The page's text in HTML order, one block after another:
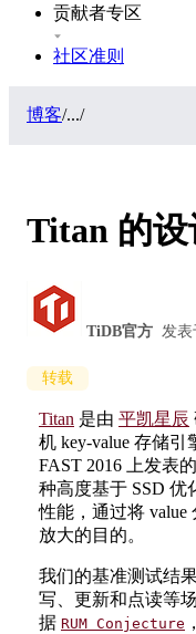
贡献者专区
社区准则
博客/.../
Titan 的
TiDB官方 发表
转载
Titan 是由 平凯星辰
机 key-value 存储
FAST 2016 上发表
种高度基于 SSD 优
性能，通过将 value
放大的目的。
我们的基准测试结
写、更新和点读等
据 RUM Conjecture